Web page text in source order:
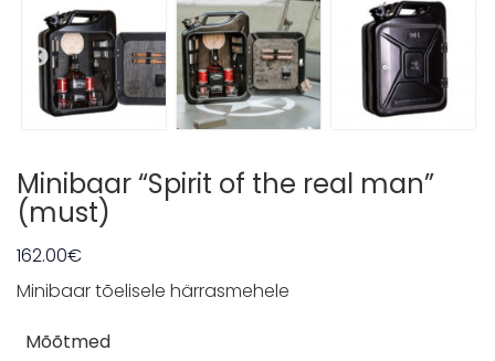
Müügitingimused
Privaatsuspõhimõtted
Minibaar “Spirit of the real man”
(must)
162.00€
Minibaar tõelisele härrasmehele
Mõõtmed